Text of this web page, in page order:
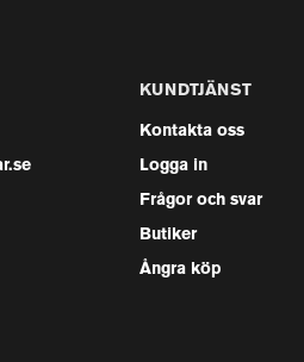
KUNDTJÄNST
Kontakta oss
Logga in
Frågor och svar
Butiker
Ångra köp